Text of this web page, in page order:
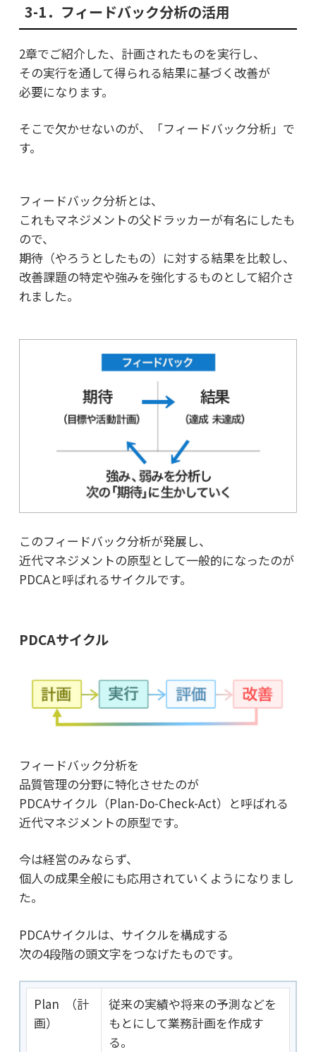
3-1．フィードバック分析の活用
2章でご紹介した、計画されたものを実行し、
その実行を通して得られる結果に基づく改善が
必要になります。
そこで欠かせないのが、「フィードバック分析」で
す。
フィードバック分析とは、
これもマネジメントの父ドラッカーが有名にしたも
ので、
期待（やろうとしたもの）に対する結果を比較し、
改善課題の特定や強みを強化するものとして紹介さ
れました。
このフィードバック分析が発展し、
近代マネジメントの原型として一般的になったのが
PDCAと呼ばれるサイクルです。
PDCAサイクル
フィードバック分析を
品質管理の分野に特化させたのが
PDCAサイクル（Plan-Do-Check-Act）と呼ばれる
近代マネジメントの原型です。
今は経営のみならず、
個人の成果全般にも応用されていくようになりまし
た。
PDCAサイクルは、サイクルを構成する
次の4段階の頭文字をつなげたものです。
Plan （計
画）
従来の実績や将来の予測などを
もとにして業務計画を作成す
る。